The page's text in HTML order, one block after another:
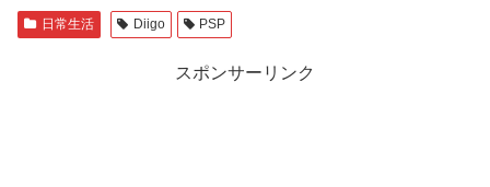
日常生活 Diigo PSP
スポンサーリンク